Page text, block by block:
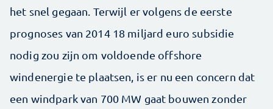
het snel gegaan. Terwijl er volgens de eerste
prognoses van 2014 18 miljard euro subsidie
nodig zou zijn om voldoende offshore
windenergie te plaatsen, is er nu een concern dat
een windpark van 700 MW gaat bouwen zonder